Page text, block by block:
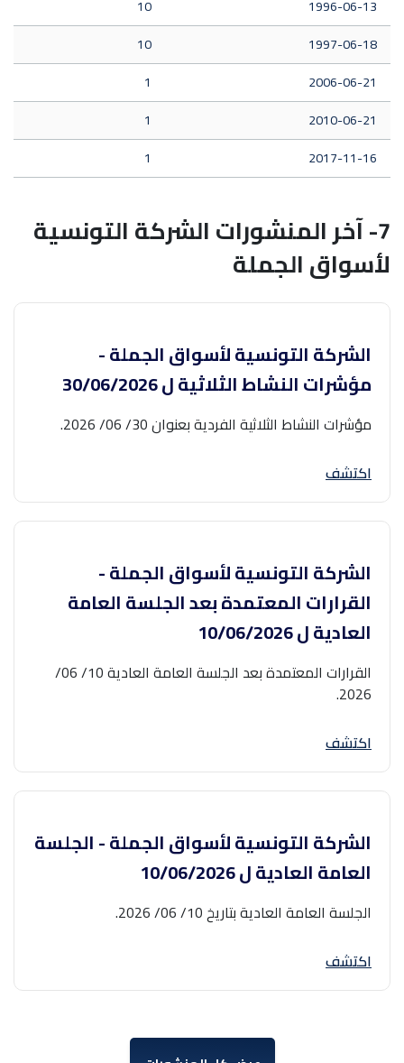
1996-06-13
10
1997-06-18
10
2006-06-21
1
2010-06-21
1
2017-11-16
1
7- آخر المنشورات الشركة التونسية
لأسواق الجملة
الشركة التونسية لأسواق الجملة -
مؤشرات النشاط الثلاثية ل 30/06/2026
مؤشرات النشاط الثلاثية الفردية بعنوان 30/ 06/ 2026.
اكتشف
الشركة التونسية لأسواق الجملة -
القرارات المعتمدة بعد الجلسة العامة
العادية ل 10/06/2026
القرارات المعتمدة بعد الجلسة العامة العادية 10/ 06/
2026.
اكتشف
الشركة التونسية لأسواق الجملة - الجلسة
العامة العادية ل ‎10/06/2026‎
الجلسة العامة العادية بتاريخ 10/ 06/ 2026.
اكتشف